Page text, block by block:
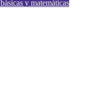
y matemáticas